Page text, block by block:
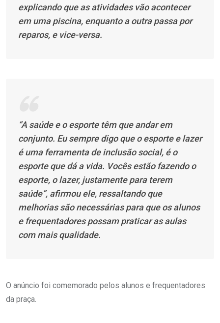
explicando que as atividades vão acontecer
em uma piscina, enquanto a outra passa por
reparos, e vice-versa.
“A saúde e o esporte têm que andar em
conjunto. Eu sempre digo que o esporte e lazer
é uma ferramenta de inclusão social, é o
esporte que dá a vida. Vocês estão fazendo o
esporte, o lazer, justamente para terem
saúde”, afirmou ele, ressaltando que
melhorias são necessárias para que os alunos
e frequentadores possam praticar as aulas
com mais qualidade.
O anúncio foi comemorado pelos alunos e frequentadores
da praça.